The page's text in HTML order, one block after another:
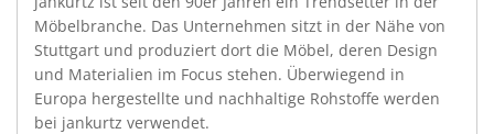
Möbelbranche. Das Unternehmen sitzt in der Nähe von
Stuttgart und produziert dort die Möbel, deren Design
und Materialien im Focus stehen. Überwiegend in
Europa hergestellte und nachhaltige Rohstoffe werden
bei jankurtz verwendet.